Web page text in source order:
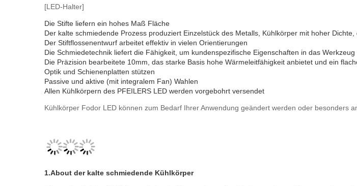
[LED-Halter]
Die Stifte liefern ein hohes Maß Fläche
Der kalte schmiedende Prozess produziert Einzelstück des Metalls, Kühlkörper mit hoher
Der Stiftflossenentwurf arbeitet effektiv in vielen Orientierungen
Die Schmiedetechnik liefert die Fähigkeit, um kundenspezifische Eigenschaften in das Werkzeug
Die Präzision bearbeitete 10mm, das starke Basis hohe Wärmeleitfähigkeit anbietet und ein
Optik und Schienenplatten stützen
Passive und aktive (mit integralem Fan) Wahlen
Allen Kühlkörpern des PFEILERS LED werden vorgebohrt versendet
Kühlkörper Fodor LED können zum Bedarf Ihrer Anwendung geändert werden oder besonders
1.About der kalte schmiedende Kühlkörper